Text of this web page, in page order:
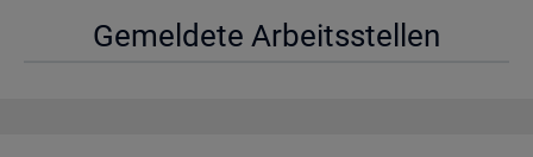
Ge­mel­de­te Ar­beits­stel­len